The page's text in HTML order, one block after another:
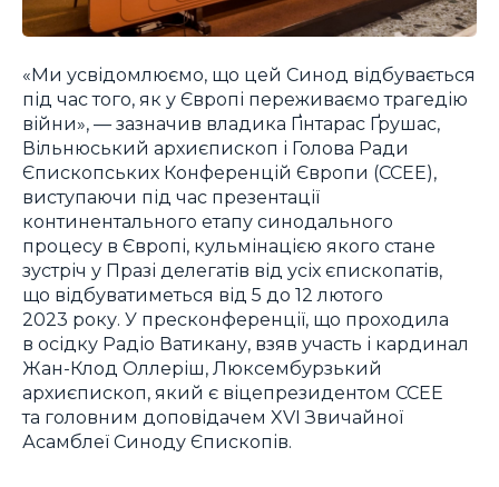
«Ми усвідомлюємо, що цей Синод відбувається
під час того, як у Європі переживаємо трагедію
війни», — зазначив владика Ґінтарас Ґрушас,
Вільнюський архиєпископ і Голова Ради
Єпископських Конференцій Європи (CCEE),
виступаючи під час презентації
континентального етапу синодального
процесу в Європі, кульмінацією якого стане
зустріч у Празі делегатів від усіх єпископатів,
що відбуватиметься від 5 до 12 лютого
2023 року. У пресконференції, що проходила
в осідку Радіо Ватикану, взяв участь і кардинал
Жан-Клод Оллеріш, Люксембурзький
архиєпископ, який є віцепрезидентом CCEE
та головним доповідачем XVI Звичайної
Асамблеї Синоду Єпископів.